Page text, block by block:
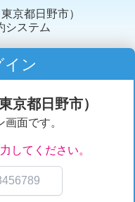
京都日野市）
システム
イン
京都日野市）
面です。
してください。